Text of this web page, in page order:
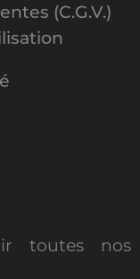
(C.G.V.)
toutes nos